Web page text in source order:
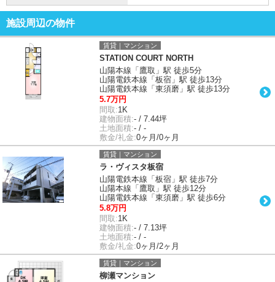
施設周辺の物件
賃貸｜マンション
STATION COURT NORTH
山陽本線「鷹取」駅 徒歩5分
山陽電鉄本線「板宿」駅 徒歩13分
山陽電鉄本線「東須磨」駅 徒歩13分
5.7万円
間取:1K
建物面積:- / 7.44坪
土地面積:- / -
敷金/礼金:0ヶ月/0ヶ月
賃貸｜マンション
ラ・ヴィスタ板宿
山陽電鉄本線「板宿」駅 徒歩7分
山陽本線「鷹取」駅 徒歩12分
山陽電鉄本線「東須磨」駅 徒歩6分
5.8万円
間取:1K
建物面積:- / 7.13坪
土地面積:- / -
敷金/礼金:0ヶ月/2ヶ月
賃貸｜マンション
柳瀬マンション